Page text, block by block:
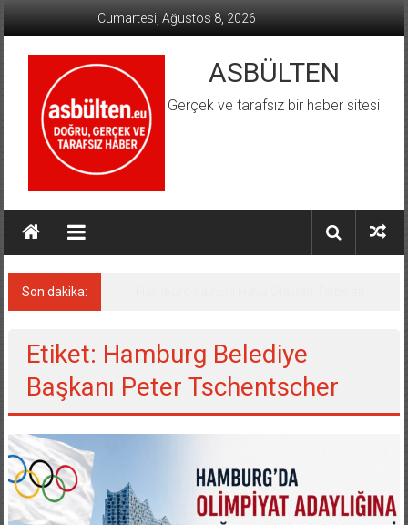
Cumartesi, Ağustos 8, 2026
ASBÜLTEN
Gerçek ve tarafsız bir haber sitesi
Son dakika:
Etiket: Hamburg Belediye
Başkanı Peter Tschentscher